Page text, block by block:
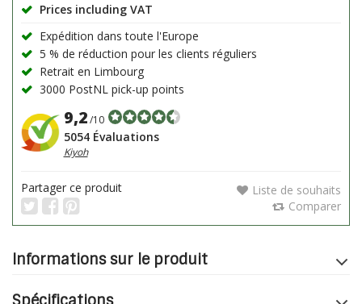
Prices including VAT
Expédition dans toute l'Europe
5 % de réduction pour les clients réguliers
Retrait en Limbourg
3000 PostNL pick-up points
9,2/10
5054 Évaluations
Kiyoh
Partager ce produit
Liste de souhaits
Comparer
Informations sur le produit